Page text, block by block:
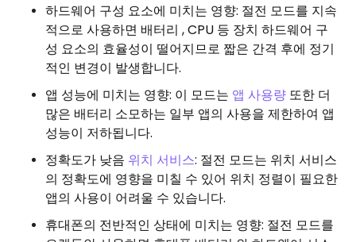
하드웨어 구성 요소에 미치는 영향: 절전 모드를 지속
적으로 사용하면 배터리 , CPU 등 장치 하드웨어 구
성 요소의 효율성이 떨어지므로 짧은 간격 후에 정기
적인 변경이 발생합니다.
앱 성능에 미치는 영향: 이 모드는 앱 사용량 또한 더
많은 배터리 소모하는 일부 앱의 사용을 제한하여 앱
성능이 저하됩니다.
정확도가 낮음 위치 서비스: 절전 모드는 위치 서비스
의 정확도에 영향을 미칠 수 있어 위치 정렬이 필요한
앱의 사용이 어려울 수 있습니다.
휴대폰의 전반적인 상태에 미치는 영향: 절전 모드를